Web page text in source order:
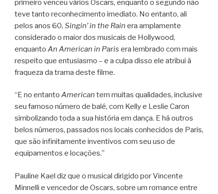
primeiro venceu vários Oscars, enquanto o segundo não
teve tanto reconhecimento imediato. No entanto, ali
pelos anos 60, Singin’ in the Rain era amplamente
considerado o maior dos musicais de Hollywood,
enquanto An American in Paris era lembrado com mais
respeito que entusiasmo – e a culpa disso ele atribui à
fraqueza da trama deste filme.
“E no entanto American tem muitas qualidades, inclusive
seu famoso número de balé, com Kelly e Leslie Caron
simbolizando toda a sua história em dança. E há outros
belos números, passados nos locais conhecidos de Paris,
que são infinitamente inventivos com seu uso de
equipamentos e locações.”
Pauline Kael diz que o musical dirigido por Vincente
Minnelli e vencedor de Oscars, sobre um romance entre